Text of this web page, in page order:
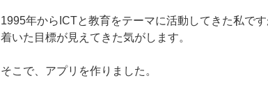
1995年からICTと教育をテーマに活動してきた私で
着いた目標が見えてきた気がします。
そこで、アプリを作りました。